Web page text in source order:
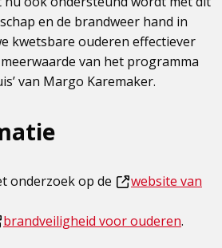
en de brandweer hand in
kwetsbare ouderen effectiever
van het programma
van Margo Karemaker.
onderzoek op de
website van
brandveiligheid voor ouderen.